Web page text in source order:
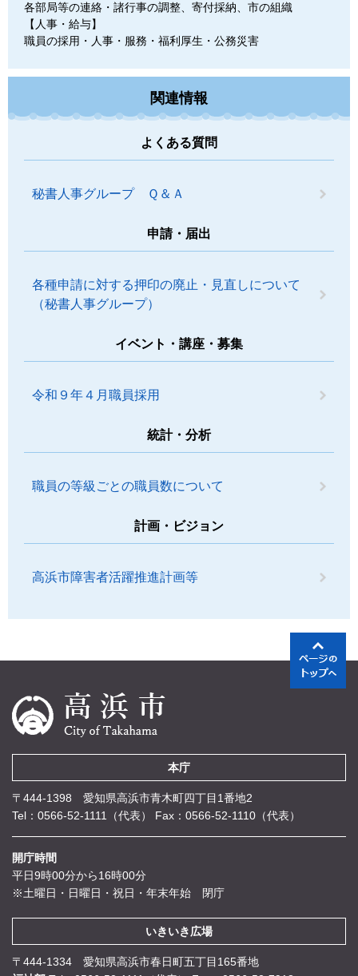
各部局等の連絡・諸行事の調整、寄付採納、市の組織
【人事・給与】
職員の採用・人事・服務・福利厚生・公務災害
関連情報
よくある質問
秘書人事グループ Ｑ＆Ａ
申請・届出
各種申請に対する押印の廃止・見直しについて
（秘書人事グループ）
イベント・講座・募集
令和９年４月職員採用
統計・分析
職員の等級ごとの職員数について
計画・ビジョン
高浜市障害者活躍推進計画等
本庁
〒444-1398 愛知県高浜市青木町四丁目1番地2
Tel：0566-52-1111（代表）
Fax：0566-52-1110（代表）
開庁時間
平日9時00分から16時00分
※土曜日・日曜日・祝日・年末年始 閉庁
いきいき広場
〒444-1334 愛知県高浜市春日町五丁目165番地